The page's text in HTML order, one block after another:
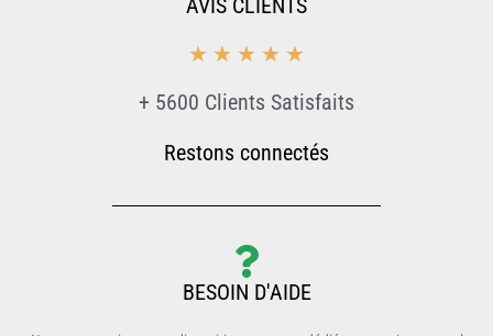
☆ ☆ ☆ ☆ ☆
+ 5600 Clients Satisfaits
Restons connectés
BESOIN D'AIDE